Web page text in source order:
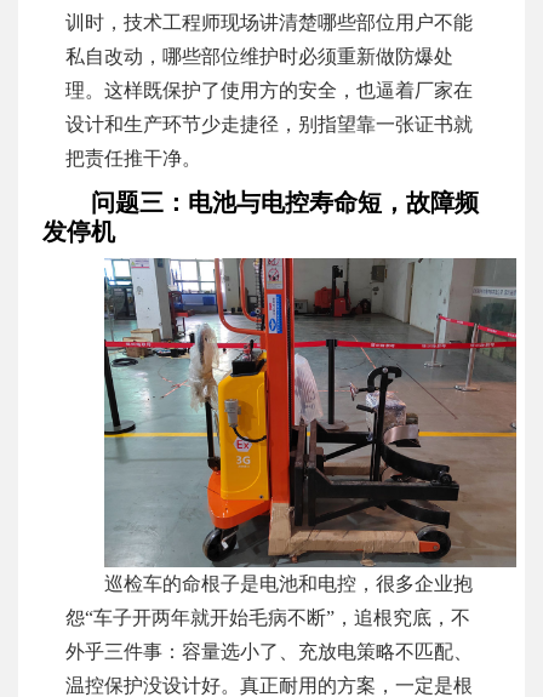
训时，技术工程师现场讲清楚哪些部位用户不能
私自改动，哪些部位维护时必须重新做防爆处
理。这样既保护了使用方的安全，也逼着厂家在
设计和生产环节少走捷径，别指望靠一张证书就
把责任推干净。
问题三：电池与电控寿命短，故障频
发停机
巡检车的命根子是电池和电控，很多企业抱
怨“车子开两年就开始毛病不断”，追根究底，不
外乎三件事：容量选小了、充放电策略不匹配、
温控保护没设计好。真正耐用的方案，一定是根